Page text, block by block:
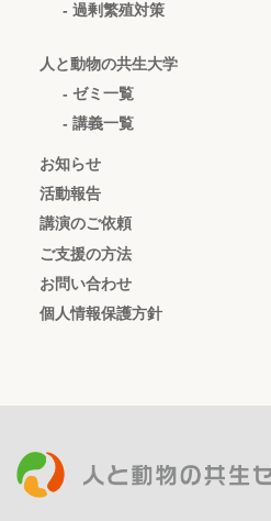
- 過剰繁殖対策
人と動物の共生大学
- ゼミ一覧
- 講義一覧
お知らせ
活動報告
講演のご依頼
ご支援の方法
お問い合わせ
個人情報保護方針